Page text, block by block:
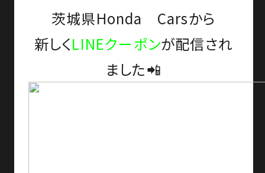
茨城県Honda Carsから
新しくLINEクーポンが配信され
ました📲